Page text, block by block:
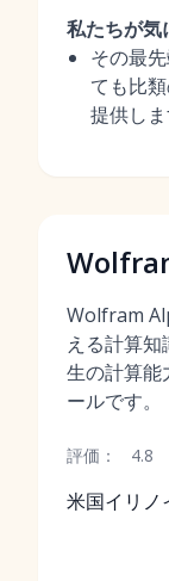
私たちが気
その最
ても比
提供しま
Wolfram
える計算知
生の計算能
ールです。
評価： 4.8
米国イリノ